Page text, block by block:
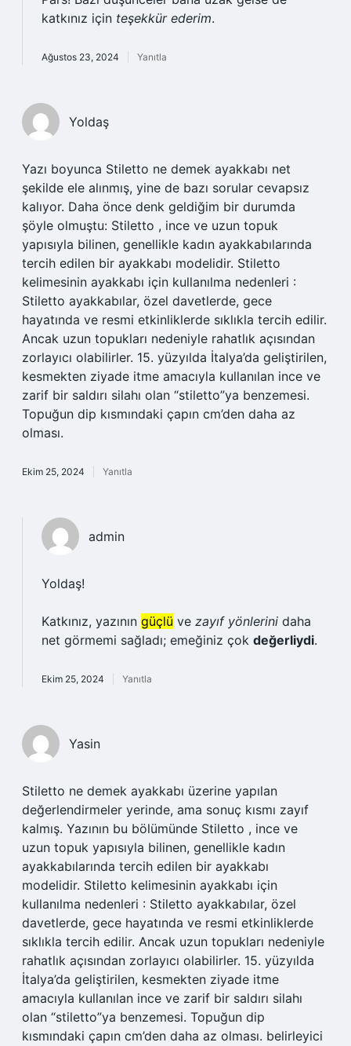
katkınız için teşekkür ederim.
Ağustos 23, 2024 Yanıtla
Yoldaş
Yazı boyunca Stiletto ne demek ayakkabı net
şekilde ele alınmış, yine de bazı sorular cevapsız
kalıyor. Daha önce denk geldiğim bir durumda
şöyle olmuştu: Stiletto , ince ve uzun topuk
yapısıyla bilinen, genellikle kadın ayakkabılarında
tercih edilen bir ayakkabı modelidir. Stiletto
kelimesinin ayakkabı için kullanılma nedenleri :
Stiletto ayakkabılar, özel davetlerde, gece
hayatında ve resmi etkinliklerde sıklıkla tercih edilir.
Ancak uzun topukları nedeniyle rahatlık açısından
zorlayıcı olabilirler. 15. yüzyılda İtalya’da geliştirilen,
kesmekten ziyade itme amacıyla kullanılan ince ve
zarif bir saldırı silahı olan “stiletto”ya benzemesi.
Topuğun dip kısmındaki çapın cm’den daha az
olması.
Ekim 25, 2024 Yanıtla
admin
Yoldaş!
Katkınız, yazının güçlü ve zayıf yönlerini daha
net görmemi sağladı; emeğiniz çok değerliydi.
Ekim 25, 2024 Yanıtla
Yasin
Stiletto ne demek ayakkabı üzerine yapılan
değerlendirmeler yerinde, ama sonuç kısmı zayıf
kalmış. Yazının bu bölümünde Stiletto , ince ve
uzun topuk yapısıyla bilinen, genellikle kadın
ayakkabılarında tercih edilen bir ayakkabı
modelidir. Stiletto kelimesinin ayakkabı için
kullanılma nedenleri : Stiletto ayakkabılar, özel
davetlerde, gece hayatında ve resmi etkinliklerde
sıklıkla tercih edilir. Ancak uzun topukları nedeniyle
rahatlık açısından zorlayıcı olabilirler. 15. yüzyılda
İtalya’da geliştirilen, kesmekten ziyade itme
amacıyla kullanılan ince ve zarif bir saldırı silahı
olan “stiletto”ya benzemesi. Topuğun dip
kısmındaki çapın cm’den daha az olması. belirleyici